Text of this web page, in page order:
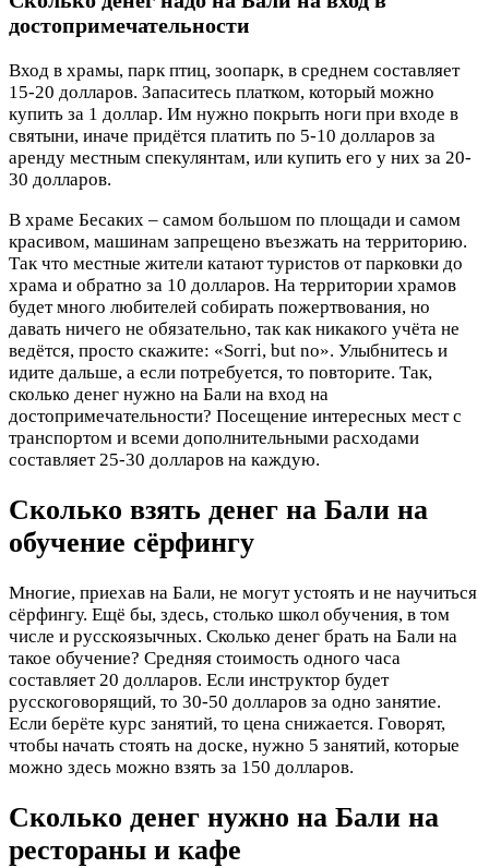
достопримечательности
Вход в храмы, парк птиц, зоопарк, в среднем составляет
15-20 долларов. Запаситесь платком, который можно
купить за 1 доллар. Им нужно покрыть ноги при входе в
святыни, иначе придётся платить по 5-10 долларов за
аренду местным спекулянтам, или купить его у них за 20-
30 долларов.
В храме Бесаких – самом большом по площади и самом
красивом, машинам запрещено въезжать на территорию.
Так что местные жители катают туристов от парковки до
храма и обратно за 10 долларов. На территории храмов
будет много любителей собирать пожертвования, но
давать ничего не обязательно, так как никакого учёта не
ведётся, просто скажите: «Sorri, but no». Улыбнитесь и
идите дальше, а если потребуется, то повторите. Так,
сколько денег нужно на Бали на вход на
достопримечательности? Посещение интересных мест с
транспортом и всеми дополнительными расходами
составляет 25-30 долларов на каждую.
Сколько взять денег на Бали на
обучение сёрфингу
Многие, приехав на Бали, не могут устоять и не научиться
сёрфингу. Ещё бы, здесь, столько школ обучения, в том
числе и русскоязычных. Сколько денег брать на Бали на
такое обучение? Средняя стоимость одного часа
составляет 20 долларов. Если инструктор будет
русскоговорящий, то 30-50 долларов за одно занятие.
Если берёте курс занятий, то цена снижается. Говорят,
чтобы начать стоять на доске, нужно 5 занятий, которые
можно здесь можно взять за 150 долларов.
Сколько денег нужно на Бали на
рестораны и кафе